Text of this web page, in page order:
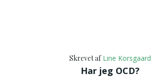
Skrevet af Line Korsgaard
Har jeg OCD?